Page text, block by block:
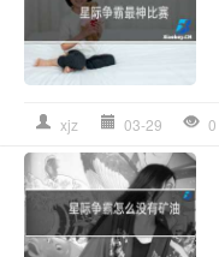
xjz 03-29 0